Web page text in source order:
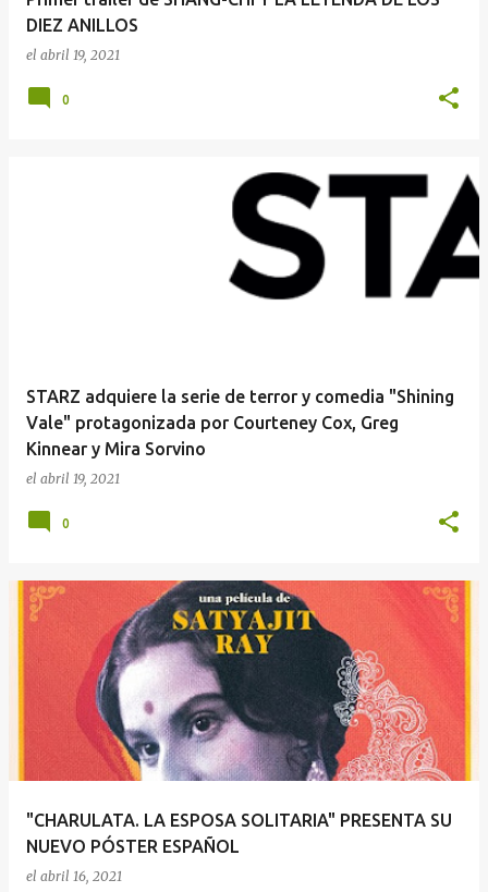
DIEZ ANILLOS
el abril 19, 2021
0
STARZ adquiere la serie de terror y comedia "Shining
Vale" protagonizada por Courteney Cox, Greg
Kinnear y Mira Sorvino
el abril 19, 2021
0
"CHARULATA. LA ESPOSA SOLITARIA" PRESENTA SU
NUEVO PÓSTER ESPAÑOL
el abril 16, 2021